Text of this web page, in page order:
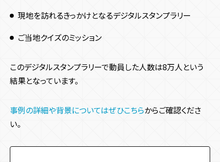
現地を訪れるきっかけとなるデジタルスタンプラリー
ご当地クイズのミッション
このデジタルスタンプラリーで動員した人数は8万人という
結果となっています。
事例の詳細や背景についてはぜひこちらからご確認くださ
い。